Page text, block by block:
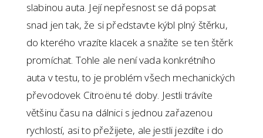
slabinou auta. Její nepřesnost se dá popsat
snad jen tak, že si představte kýbl plný štěrku,
do kterého vrazíte klacek a snažíte se ten štěrk
promíchat. Tohle ale není vada konkrétního
auta v testu, to je problém všech mechanických
převodovek Citroënu té doby. Jestli trávíte
většinu času na dálnici s jednou zařazenou
rychlostí, asi to přežijete, ale jestli jezdíte i do